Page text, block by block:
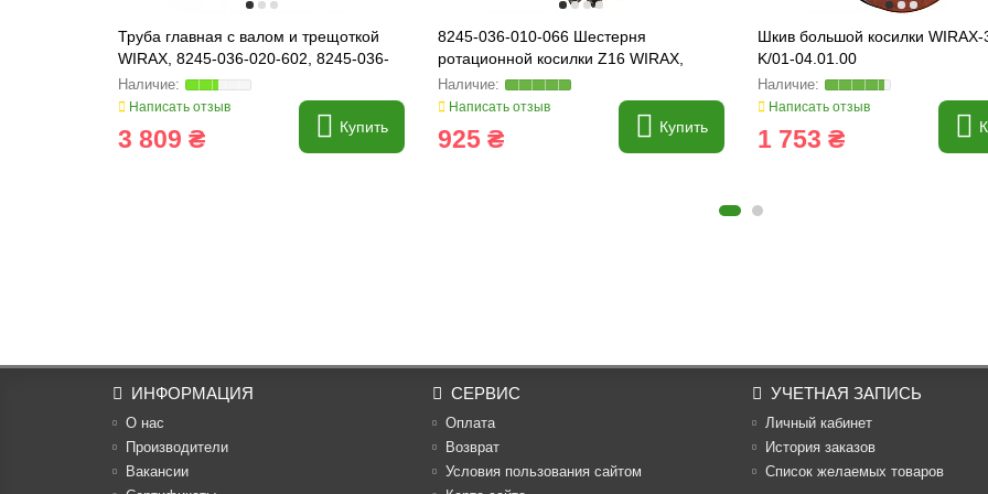
Труба главная с валом и трещоткой
WIRAX, 8245-036-020-602, 8245-036-
020-684, 5036020590
Написать отзыв
3 809 ₴ Купить
8245-036-010-066 Шестерня
ротационной косилки Z16 WIRAX,
5036010660
Написать отзыв
925 ₴ Купить
Шкив большой косилки WIRAX-
K/01-04.01.00
Написать отзыв
1 753 ₴
ИНФОРМАЦИЯ
О нас
Производители
Вакансии
СЕРВИС
Оплата
Возврат
Условия пользования сайтом
УЧЕТНАЯ ЗАПИСЬ
Личный кабинет
История заказов
Список желаемых товаров